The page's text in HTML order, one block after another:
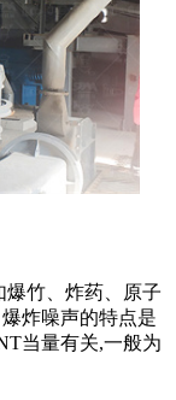
竹、炸药、原子
炸噪声的特点是
当量有关,一般为